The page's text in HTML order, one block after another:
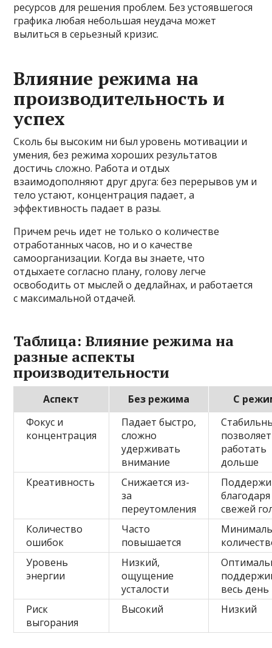
ресурсов для решения проблем. Без устоявшегося
графика любая небольшая неудача может
вылиться в серьезный кризис.
Влияние режима на
производительность и
успех
Сколь бы высоким ни был уровень мотивации и
умения, без режима хороших результатов
достичь сложно. Работа и отдых
взаимодополняют друг друга: без перерывов ум и
тело устают, концентрация падает, а
эффективность падает в разы.
Причем речь идет не только о количестве
отработанных часов, но и о качестве
самоорганизации. Когда вы знаете, что
отдыхаете согласно плану, голову легче
освободить от мыслей о дедлайнах, и работается
с максимальной отдачей.
Таблица: Влияние режима на
разные аспекты
производительности
Аспект Без режима
С
Фокус и
концентрация
Падает быстро,
сложно
удерживать
внимание
позволяет
работать
дольше
Креативность
Снижается из-
за
переутомления
благодаря
свежей
Количество
ошибок
Часто
повышается
Уровень
энергии
Низкий,
ощущение
усталости
весь день
Риск
выгорания
Высокий Низкий